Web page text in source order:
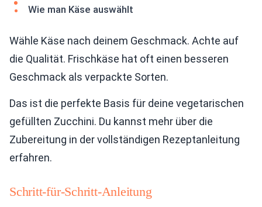
Wie man Käse auswählt
Wähle Käse nach deinem Geschmack. Achte auf
die Qualität. Frischkäse hat oft einen besseren
Geschmack als verpackte Sorten.
Das ist die perfekte Basis für deine vegetarischen
gefüllten Zucchini. Du kannst mehr über die
Zubereitung in der vollständigen Rezeptanleitung
erfahren.
Schritt-für-Schritt-Anleitung